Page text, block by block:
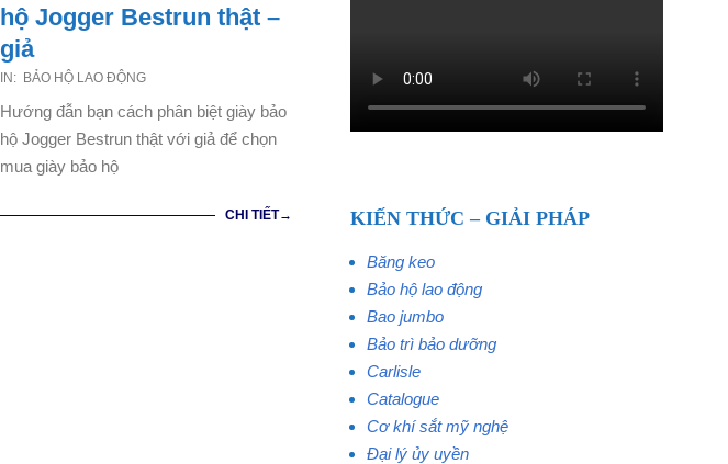
hộ Jogger Bestrun thật –
giả
2021-
04-
10
IN: BẢO HỘ LAO ĐỘNG
Hướng đẫn bạn cách phân biệt giày bảo
hộ Jogger Bestrun thật với giả để chọn
mua giày bảo hộ
CHI TIẾT→ KIẾN THỨC – GIẢI PHÁP
Băng keo
Bảo hộ lao động
Bao jumbo
Bảo trì bảo dưỡng
Carlisle
Catalogue
Cơ khí sắt mỹ nghệ
Đại lý ủy uyền